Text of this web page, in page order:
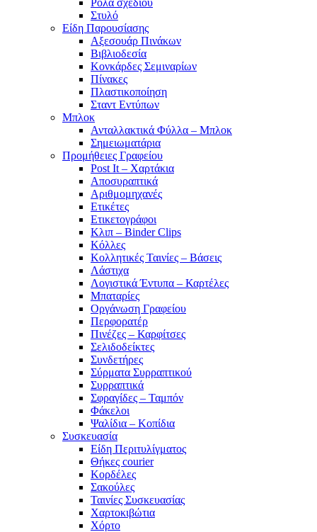
Στυλό
Είδη Παρουσίασης
Αξεσουάρ Πινάκων
Βιβλιοδεσία
Κονκάρδες Σεμιναρίων
Πίνακες
Πλαστικοποίηση
Σταντ Εντύπων
Μπλοκ
Ανταλλακτικά Φύλλα – Μπλοκ
Σημειωματάρια
Προμήθειες Γραφείου
Post It – Χαρτάκια
Αποσυραπτικά
Αριθμομηχανές
Ετικέτες
Ετικετογράφοι
Κλιπ – Binder Clips
Κόλλες
Κολλητικές Ταινίες – Βάσεις
Λάστιχα
Λογιστικά Έντυπα – Καρτέλες
Μπαταρίες
Οργάνωση Γραφείου
Περφορατέρ
Πινέζες – Καρφίτσες
Σελιδοδείκτες
Συνδετήρες
Σύρματα Συρραπτικού
Συρραπτικά
Σφραγίδες – Ταμπόν
Φάκελοι
Ψαλίδια – Κοπίδια
Συσκευασία
Είδη Περιτυλίγματος
Θήκες courier
Κορδέλες
Σακούλες
Ταινίες Συσκευασίας
Χαρτοκιβώτια
Χόρτο